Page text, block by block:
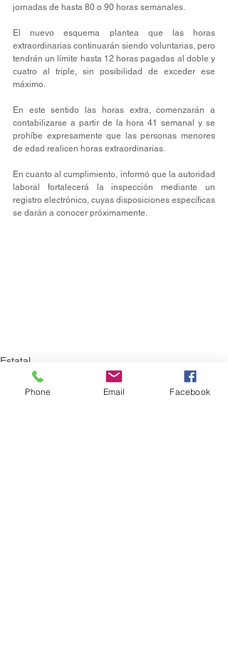
jornadas de hasta 80 o 90 horas semanales.
El nuevo esquema plantea que las horas
extraordinarias continuarán siendo voluntarias, pero
tendrán un límite hasta 12 horas pagadas al doble y
cuatro al triple, sin posibilidad de exceder ese
máximo.
En este sentido las horas extra, comenzarán a
contabilizarse a partir de la hora 41 semanal y se
prohíbe expresamente que las personas menores
de edad realicen horas extraordinarias.
En cuanto al cumplimiento, informó que la autoridad
laboral fortalecerá la inspección mediante un
registro electrónico, cuyas disposiciones específicas
se darán a conocer próximamente.
Estatal
Phone Email Facebook